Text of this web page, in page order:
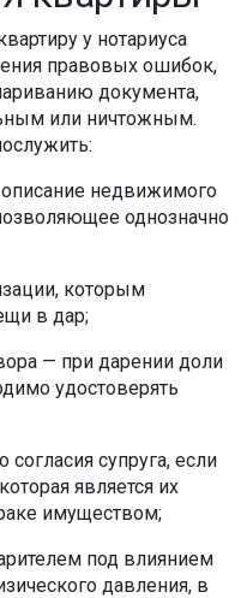
у нотариуса
правовых ошибок,
документа,
или ничтожным.
недвижимого
однозначно
которым
в дар;
— при дарении доли
удостоверять
согласия супруга, если
является их
имуществом;
под влиянием
давления, в